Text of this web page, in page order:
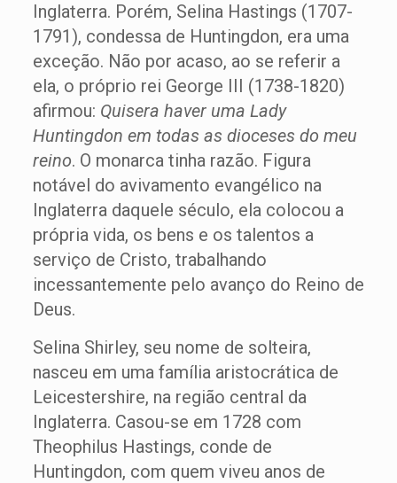
Inglaterra. Porém, Selina Hastings (1707-
1791), condessa de Huntingdon, era uma
exceção. Não por acaso, ao se referir a
ela, o próprio rei George III (1738-1820)
afirmou: Quisera haver uma Lady
Huntingdon em todas as dioceses do meu
reino. O monarca tinha razão. Figura
notável do avivamento evangélico na
Inglaterra daquele século, ela colocou a
própria vida, os bens e os talentos a
serviço de Cristo, trabalhando
incessantemente pelo avanço do Reino de
Deus.
Selina Shirley, seu nome de solteira,
nasceu em uma família aristocrática de
Leicestershire, na região central da
Inglaterra. Casou-se em 1728 com
Theophilus Hastings, conde de
Huntingdon, com quem viveu anos de